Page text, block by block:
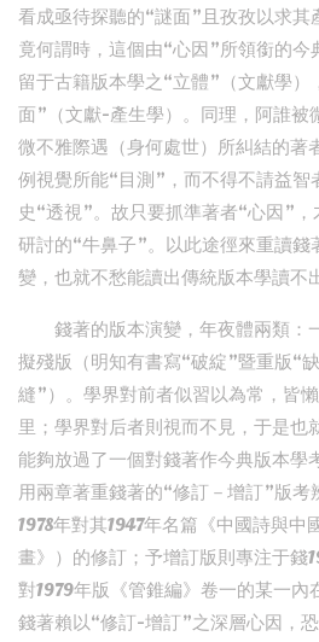
看成亟待探聽的“謎面”且孜孜以求
竟何謂時，這個由“心因”所領銜的今
留于古籍版本學之“立體”（文獻學）
面”（文獻-產生學）。同理，阿誰被
微不雅際遇（身何處世）所糾結的著
例視覺所能“目測”，而不得不請益智
史“透視”。故只要抓準著者“心因”
研討的“牛鼻子”。以此途徑來重讀錢
變，也就不愁能讀出傳統版本學讀不
錢著的版本演變，年夜體兩類：
擬殘版（明知有書寫“破綻”暨重版“
縫”）。學界對前者似習以為常，皆
里；學界對后者則視而不見，于是也
能夠放過了一個對錢著作今典版本學
用兩章著重錢著的“修訂－增訂”版
1978年對其1947年名篇《中國詩與中
畫》）的修訂；予增訂版則專注于錢
對1979年版《管錐編》卷一的某一
錢著賴以“修訂-增訂”之深層心因，